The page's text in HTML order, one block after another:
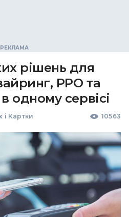
рішень для
РРО та
одному сервісі
і Картки 10563